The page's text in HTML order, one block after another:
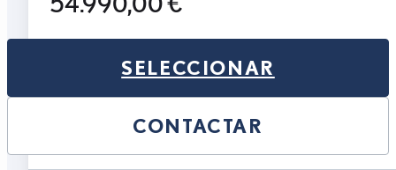
SELECCIONAR
CONTACTAR